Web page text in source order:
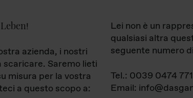
!
azienda, i nostri
Saremo lieti
misura per la vostra
a questo scopo a:
Lei non è un
qualsiasi altra
seguente numero
Tel.: 0039 0474
Email: